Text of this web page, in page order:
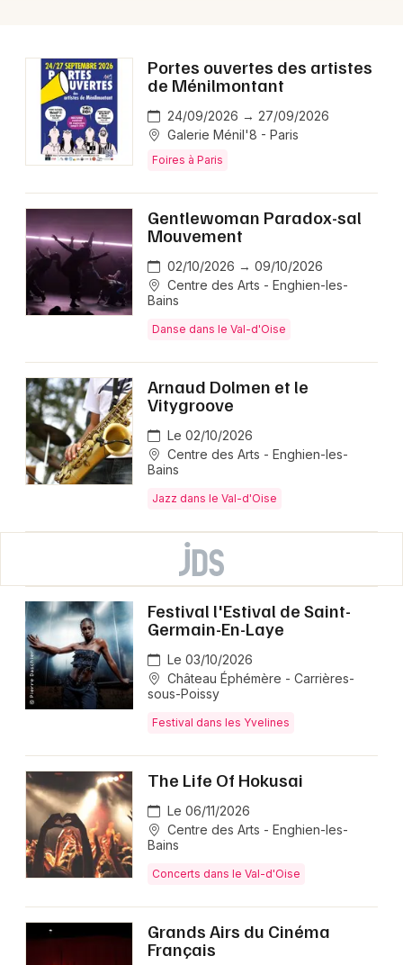
Portes ouvertes des artistes
de Ménilmontant
24/09/2026 → 27/09/2026
Galerie Ménil'8 - Paris
Foires à Paris
Gentlewoman Paradox-sal
Mouvement
02/10/2026 → 09/10/2026
Centre des Arts - Enghien-les-
Bains
Danse dans le Val-d'Oise
Arnaud Dolmen et le
Vitygroove
Le 02/10/2026
Centre des Arts - Enghien-les-
Bains
Jazz dans le Val-d'Oise
Festival l'Estival de Saint-
Germain-En-Laye
Le 03/10/2026
Château Éphémère - Carrières-
sous-Poissy
Festival dans les Yvelines
The Life Of Hokusai
Le 06/11/2026
Centre des Arts - Enghien-les-
Bains
Concerts dans le Val-d'Oise
Grands Airs du Cinéma
Français